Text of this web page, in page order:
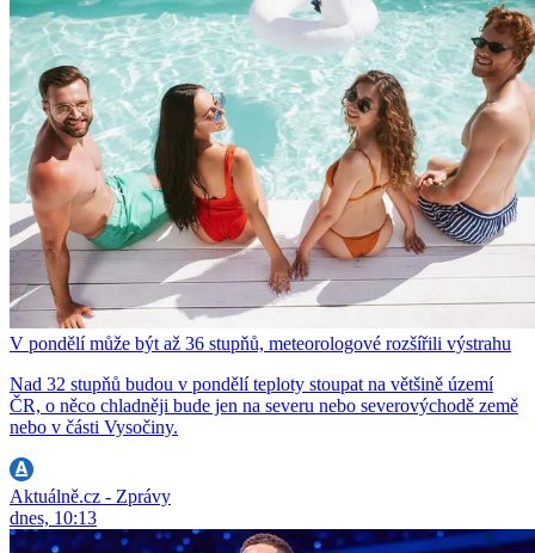
V pondělí může být až 36 stupňů, meteorologové rozšířili výstrahu
Nad 32 stupňů budou v pondělí teploty stoupat na většině území
ČR, o něco chladněji bude jen na severu nebo severovýchodě země
nebo v části Vysočiny.
Aktuálně.cz - Zprávy
dnes, 10:13